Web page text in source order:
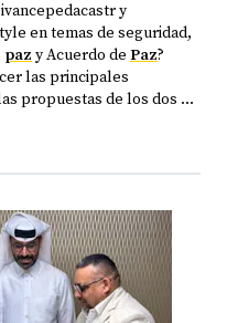
y
en temas de seguridad,
paz y Acuerdo de Paz?
las principales
propuestas de los dos ...